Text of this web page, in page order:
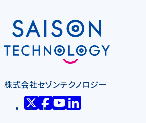
株式会社セゾンテクノロジー